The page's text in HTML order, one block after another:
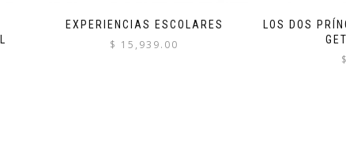
EXPERIENCIAS ESCOLARES
$ 15,939.00
LOS DOS
$